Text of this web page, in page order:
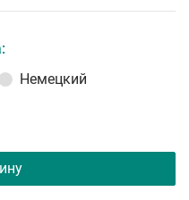
Немецкий